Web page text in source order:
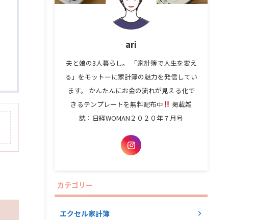
ari
夫と娘の3人暮らし。 「家計簿で人生を変え
る」をモットーに家計簿の魅力を発信してい
ます。 かんたんにお金の流れが見える化で
きるテンプレートを無料配布中
掲載雑
誌：日経WOMAN２０２０年７月号
カテゴリー
エクセル家計簿